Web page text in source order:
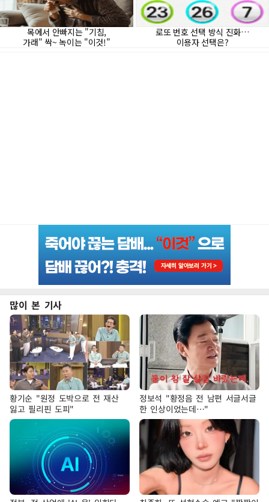
많이 본 기사
황기순 "원정 도박으로 전 재산
잃고 필리핀 도피"
정보석 "황정음 전 남편 서글서글
한 인상이었는데…"